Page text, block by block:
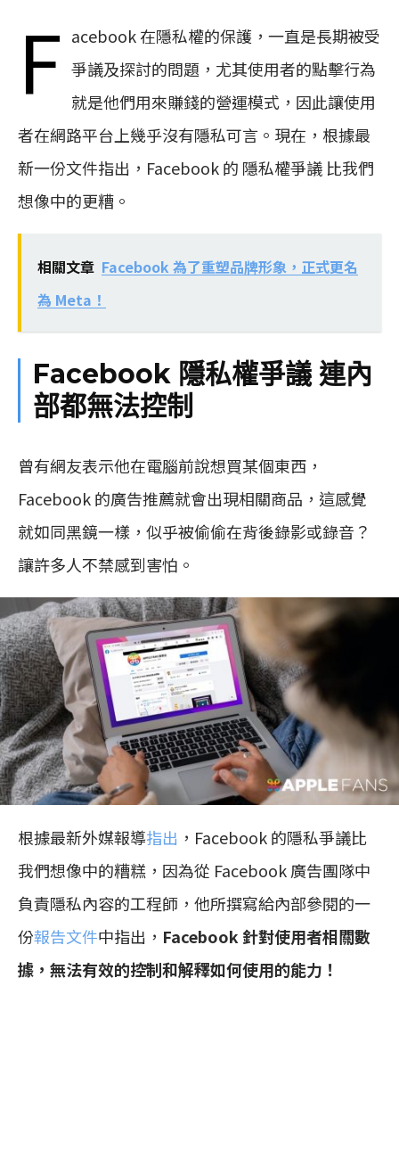
F acebook 在隱私權的保護，一直是長期被受
爭議及探討的問題，尤其使用者的點擊行為
就是他們用來賺錢的營運模式，因此讓使用
者在網路平台上幾乎沒有隱私可言。現在，根據最
新一份文件指出，Facebook 的 隱私權爭議 比我們
想像中的更糟。
相關文章 Facebook 為了重塑品牌形象，正式更名
為 Meta！
Facebook 隱私權爭議 連內
部都無法控制
曾有網友表示他在電腦前說想買某個東西，
Facebook 的廣告推薦就會出現相關商品，這感覺
就如同黑鏡一樣，似乎被偷偷在背後錄影或錄音？
讓許多人不禁感到害怕。
根據最新外媒報導指出 ，Facebook 的隱私爭議比
我們想像中的糟糕，因為從 Facebook 廣告團隊中
負責隱私內容的工程師，他所撰寫給內部參閱的一
份報告文件中指出， Facebook 針對使用者相關數
據，無法有效的控制和解釋如何使用的能力！